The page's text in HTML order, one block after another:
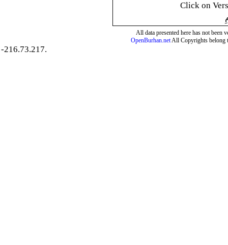
Click on
All data presented here has not been
OpenBurhan.netAll Copyrights belong
-216.73.217.